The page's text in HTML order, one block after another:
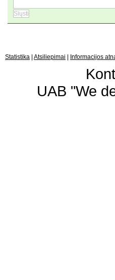
Statistika Atsiliepimai Informacijos
UAB "We